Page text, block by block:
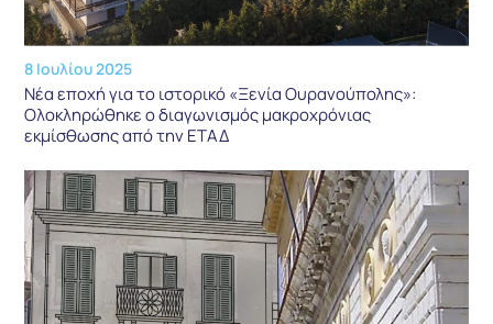
8 Ιουλίου 2025
Νέα εποχή για το ιστορικό «Ξενία Ουρανούπολης»:
Ολοκληρώθηκε ο διαγωνισμός μακροχρόνιας
εκμίσθωσης από την ΕΤΑΔ